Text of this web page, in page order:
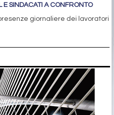
E SINDACATI A CONFRONTO
giornaliere dei lavoratori